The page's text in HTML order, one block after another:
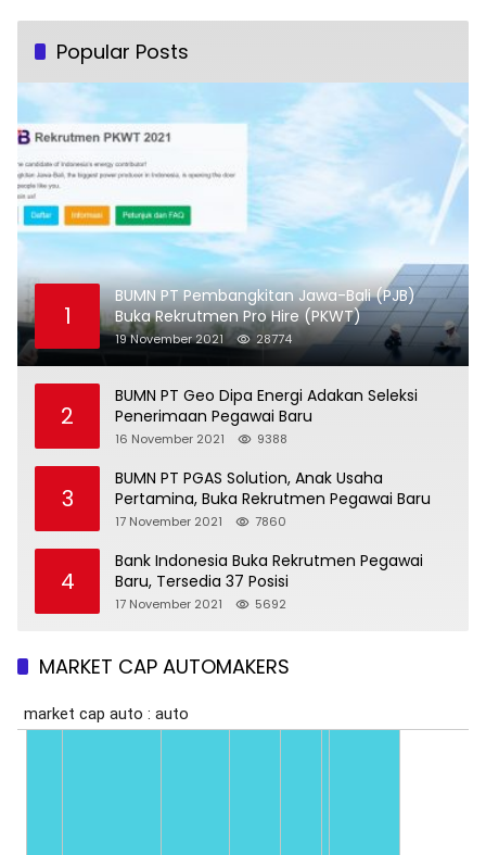
Popular Posts
1
BUMN PT Pembangkitan Jawa-Bali (PJB)
Buka Rekrutmen Pro Hire (PKWT)
19 November 2021 28774
2
BUMN PT Geo Dipa Energi Adakan Seleksi
Penerimaan Pegawai Baru
16 November 2021 9388
3
BUMN PT PGAS Solution, Anak Usaha
Pertamina, Buka Rekrutmen Pegawai Baru
17 November 2021 7860
4
Bank Indonesia Buka Rekrutmen Pegawai
Baru, Tersedia 37 Posisi
17 November 2021 5692
MARKET CAP AUTOMAKERS